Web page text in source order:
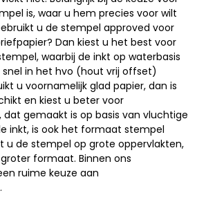
is, waar u hem precies voor wilt
u de stempel approved voor
Dan kiest u het best voor
waarbij de inkt op waterbasis
snel in het hvo (hout vrij offset)
u voornamelijk glad papier, dan is
en kiest u beter voor
dat gemaakt is op basis van vluchtige
inkt, is ook het formaat stempel
u de stempel op grote oppervlakten,
formaat. Binnen ons
ruime keuze aan